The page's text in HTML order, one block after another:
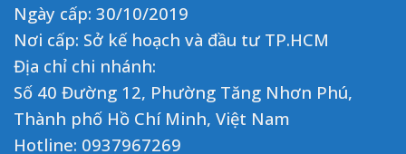
Ngày cấp: 30/10/2019
Nơi cấp: Sở kế hoạch và đầu tư TP.HCM
Địa chỉ chi nhánh:
Số 40 Đường 12, Phường Tăng Nhơn Phú,
Thành phố Hồ Chí Minh, Việt Nam
Hotline: 0937967269